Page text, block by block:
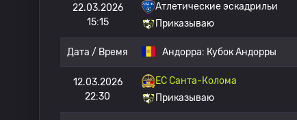
22.03.2026
15:15
Атлетические эскадрильи
Приказываю
Дата / Время Андорра: Кубок Андорры
12.03.2026
22:30
ЕС Санта-Колома
Приказываю